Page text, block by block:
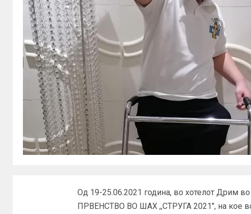
Од 19-25.06.2021 година, во хотелот
ПРВЕНСТВО ВО ШАХ ,,СТРУГА 2021″, на кое во